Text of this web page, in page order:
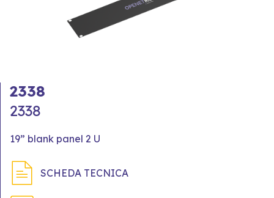
2338
2338
19” blank panel 2 U
SCHEDA TECNICA